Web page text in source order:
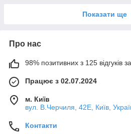
Показати ще
Про нас
98% позитивних з 125 відгуків
Працює з 02.07.2024
м. Київ
вул. В.Черчиля, 42Е, Київ,
Контакти